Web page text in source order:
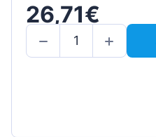
26,71€